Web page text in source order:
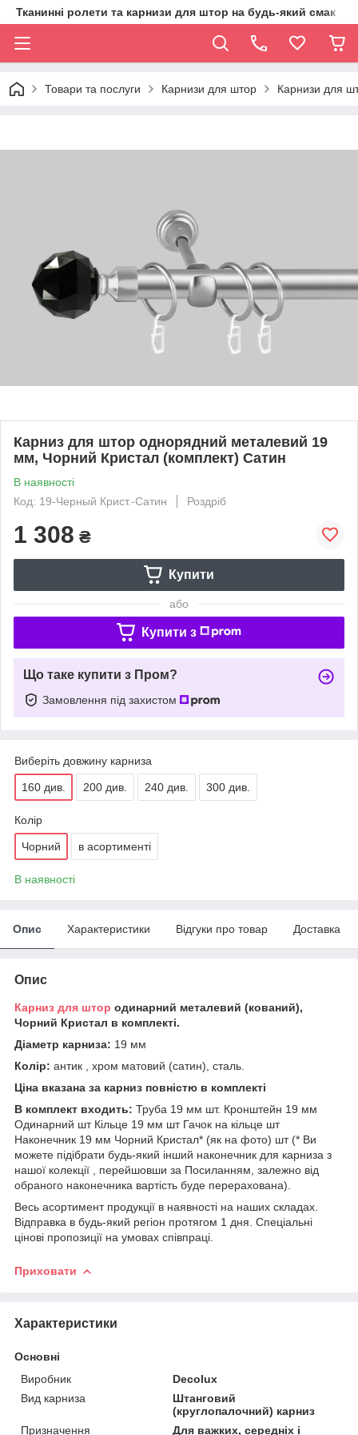
Тканинні ролети та карнизи для штор на будь-який смак
Товари та послуги Карнизи для штор Карнизи для
Карниз для штор однорядний металевий 19
мм, Чорний Кристал (комплект) Сатин
В наявності
Код: 19-Черный Крист.-Сатин
Роздріб
1 308 ₴
Купити
або
Купити з
Що таке купити з Пром?
Замовлення під захистом
Виберіть довжину карниза
160 див. 200 див. 240 див. 300 див.
Колір
Чорний в асортименті
В наявності
Опис Характеристики Відгуки про товар Доставка
Опис
Карниз для штор одинарний металевий (кований),
Чорний Кристал в комплекті.
Діаметр карниза: 19 мм
Колір: антик , хром матовий (сатин), сталь.
Ціна вказана за карниз повністю в комплекті
В комплект входить: Труба 19 мм шт. Кронштейн 19 мм
Одинарний шт Кільце 19 мм шт Гачок на кільце шт
Наконечник 19 мм Чорний Кристал* (як на фото) шт (* Ви
можете підібрати будь-який інший наконечник для карниза з
нашої колекції , перейшовши за Посиланням, залежно від
обраного наконечника вартість буде перерахована).
Весь асортимент продукції в наявності на наших складах.
Відправка в будь-який регіон протягом 1 дня. Спеціальні
цінові пропозиції на умовах співпраці.
Приховати
Характеристики
Основні
Виробник
Decolux
Вид карниза
Штанговий
(круглопалочний) карниз
Призначення
Для важких, середніх і